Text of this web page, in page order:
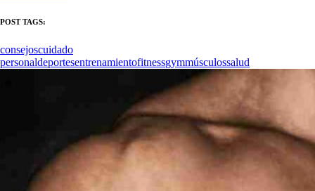
POST TAGS:
consejoscuidado
personaldeportesentrenamientofitnessgymmúsculossalud